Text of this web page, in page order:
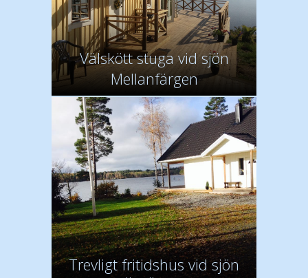
Välskött stuga vid sjön
Mellanfärgen
Trevligt fritidshus vid sjön